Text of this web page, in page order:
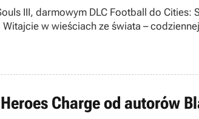
III, darmowym DLC Football do Cities:
w wieściach ze świata –
Charge od autorów